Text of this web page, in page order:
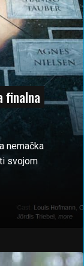
finalna
nemačka
svojom